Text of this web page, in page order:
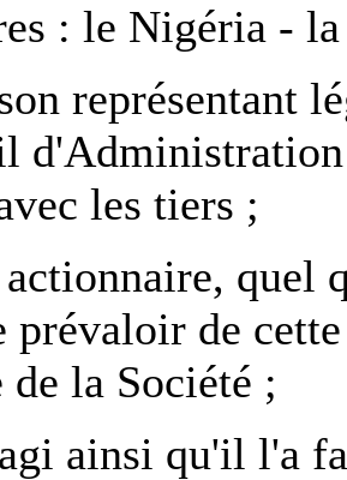
: le Nigéria -
représentant
les tiers ;
quel
prévaloir de
la Société ;
ainsi qu'il l'a